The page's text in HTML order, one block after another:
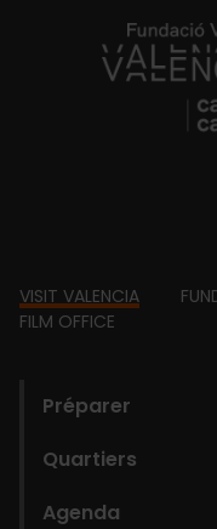
https://
Footer
VISIT VALENCIA
FILM OFFICE
Préparer
Quartiers
Agenda